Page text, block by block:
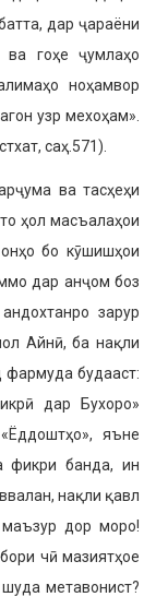
дар ҷараёни
гоҳе ҷумлаҳо
ноҳамвор
узр мехоҳам».
саҳ.571).
ва тасҳеҳи
ҳол масъалаҳои
бо кӯшишҳои
дар анҷом боз
зарур
Айнӣ, ба нақли
фармуда будааст:
дар Бухоро»
яъне
фикри банда, ин
нақли қавл
дор моро!
чӣ мазиятҳое
метавонист?